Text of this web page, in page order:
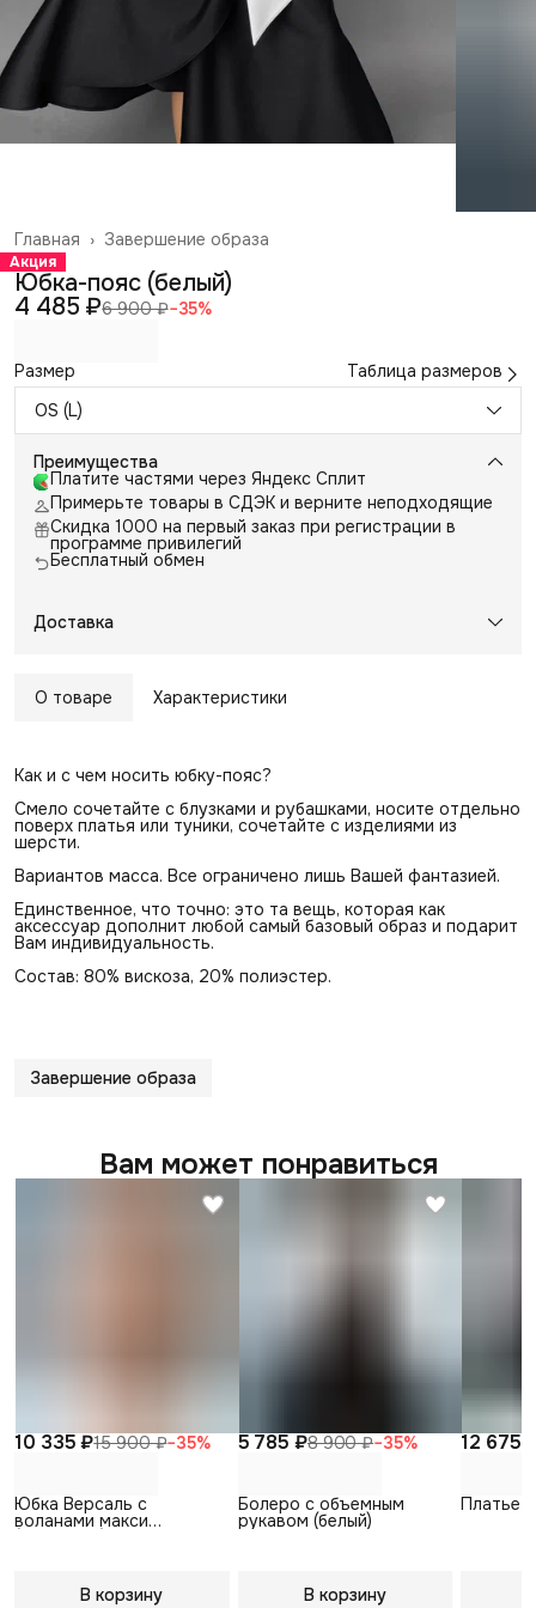
Завершение образа
Главная ›
Акция
Юбка-пояс (белый)
4 485 ₽6 900 ₽−35%
Размер
Таблица размеров
OS (L)
Преимущества
Платите частями через Яндекс Сплит
Примерьте товары в СДЭК и верните неподходящие
Скидка 1000 на первый заказ при регистрации в
программе привилегий
Бесплатный обмен
Доставка
О товаре Характеристики
Как и с чем носить юбку-пояс?
Смело сочетайте с блузками и рубашками, носите отдельно
поверх платья или туники, сочетайте с изделиями из
шерсти.
Вариантов масса. Все ограничено лишь Вашей фантазией.
Единственное, что точно: это та вещь, которая как
аксессуар дополнит любой самый базовый образ и подарит
Вам индивидуальность.
Состав: 80% вискоза, 20% полиэстер.
Завершение образа
Вам может понравиться
10 335 ₽15 900 ₽−35%
Юбка Версаль с
воланами макси
В корзину
5 785 ₽8 900 ₽−35%
Болеро с объемным
рукавом (белый)
В корзину
12 675
Платье